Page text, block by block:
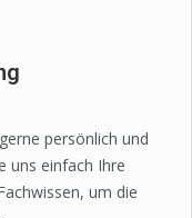
persönlich und
uns einfach Ihre
um die